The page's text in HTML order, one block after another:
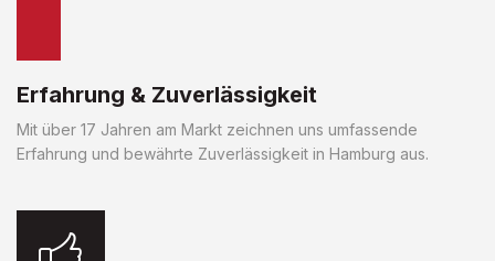
Erfahrung & Zuverlässigkeit
Mit über 17 Jahren am Markt zeichnen uns umfassende
Erfahrung und bewährte Zuverlässigkeit in Hamburg aus.